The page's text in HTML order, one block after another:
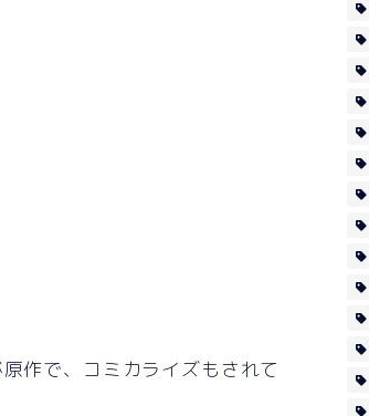
作で、コミカライズもされて